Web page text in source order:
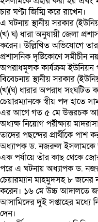
চার ঘণ্টা জিম্মি করে রাখেন।
এ ঘটনায় স্থানীয় সরকার
(খ) ঘ) ধারা অনুযায়ী জেলা
করেন। উল্লিখিত অভিযোগে
প্রশাসনিক দৃষ্টিকোণে সমীচীন
অপরাধমূলক কার্যক্রম ইউনিয়ন
বিবেচনায় স্থানীয় সরকার
(খ)(ঘ) ধারার অপরাধ সংঘটিত
চেয়ারম্যানকে স্বীয় পদ হাতে
এর আগে গত ৫ মে উত্তরচক
অধ্যক্ষ নিয়োগ পরীক্ষায়
তাদের পছন্দের প্রার্থীকে পাশ
অধ্যাপক ড. নজরুল ইসলামকে
এক পর্যায়ে তাঁর কাছ থেকে
পরে এ ঘটনায় অধ্যাপক ড.
চেয়ারম্যান মাহমুদসহ ৮ জনের
করেন। ১৬ মে উচ্চ আদালতে
আসামিদের দুই সপ্তাহের মধ্যে
দেন।